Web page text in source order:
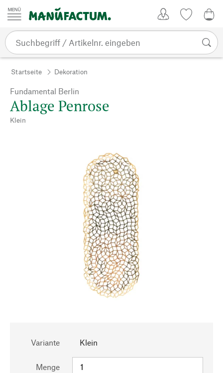
Zum Inhalt springen
Startseite Dekoration
Fundamental Berlin
Ablage Penrose
Klein
Variante Klein
Menge